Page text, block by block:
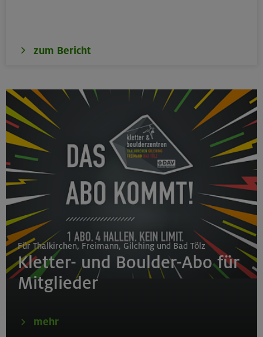
zum Bericht
Für Thalkirchen, Freimann, Gilching und Bad Tölz
Kletter- und Boulder-Abo für
Mitglieder
mehr